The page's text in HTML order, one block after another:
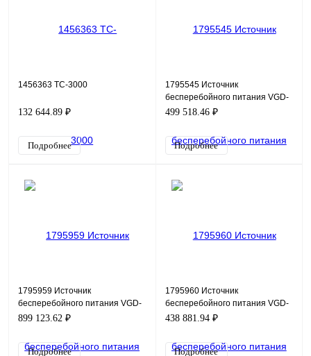
1456363 TC-3000
132 644.89 ₽
Подробнее
1795545 Источник
бесперебойного питания VGD-
II-40R33 (Empty modular cabibet)
499 518.46 ₽
Подробнее
1795959 Источник
бесперебойного питания VGD-
II-60R33 (Empty modular cabibet)
899 123.62 ₽
Подробнее
1795960 Источник
бесперебойного питания VGD-
II-30R33 (Empty modular cabibet)
438 881.94 ₽
Подробнее